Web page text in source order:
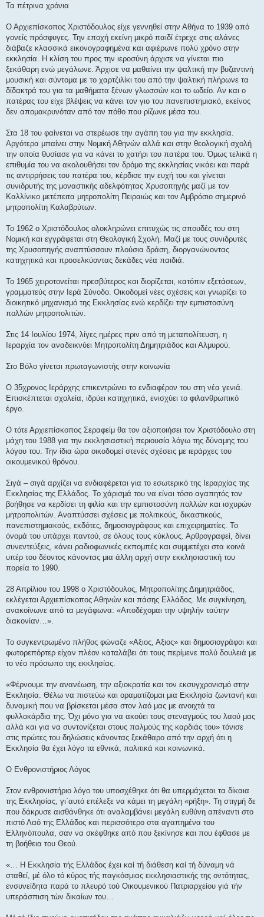
Τα πέτρινα χρόνια
Ο Αρχιεπίσκοπος Χριστόδουλος είχε γεννηθεί στην Αθήνα το 1939 από
γονείς πρόσφυγες. Την εποχή εκείνη μικρό παιδί έτρεχε στις αλάνες
διάβαζε κλασσικά εικονογραφημένα και αφιέρωνε πολύ χρόνο στην
εκκλησία. Η κλίση του προς την ιεροσύνη άρχισε να γίνεται πιο
ξεκάθαρη ενώ μεγάλωνε. Άρχισε να μαθαίνει την ψαλτική την βυζαντινή
μουσική και σύντομα με το χαρτζιλίκι του από την ψαλτική πλήρωνε τα
δίδακτρά του για τα μαθήματα ξένων γλωσσών και το ωδείο. Αν και ο
πατέρας του είχε βλέψεις να κάνει τον γιο του πανεπιστημιακό, εκείνος
δεν απομακρυνόταν από τον πόθο που ρίζωνε μέσα του.
Στα 18 του φαίνεται να στερέωσε την αγάπη του για την εκκλησία.
Αργότερα μπαίνει στην Νομική Αθηνών αλλά και στην θεολογική σχολή
την οποία θυσίασε για να κάνει το χατήρι του πατέρα του. Όμως τελικά η
επιθυμία του να ακολουθήσει τον δρόμο της εκκλησίας νικάει και παρά
τις αντιρρήσεις του πατέρα του, κέρδισε την ευχή του και γίνεται
συνιδρυτής της μοναστικής αδελφότητας Χρυσοπηγής μαζί με τον
Καλλίνικο μετέπειτα μητροπολίτη Πειραιώς και τον Αμβρόσιο σημερινό
μητροπολίτη Καλαβρύτων.
Το 1962 ο Χριστόδουλος ολοκληρώνει επιτυχώς τις σπουδές του στη
Νομική και εγγράφεται στη Θεολογική Σχολή. Μαζί με τους συνιδρυτές
της Χρυσοπηγής αναπτύσσουν πλούσια δράση, διοργανώνοντας
κατηχητικά και προσελκύοντας δεκάδες νέα παιδιά.
Το 1965 χειροτονείται πρεσβύτερος και διορίζεται, κατόπιν εξετάσεων,
γραμματεύς στην Ιερά Σύνοδο. Οικοδομεί νέες σχέσεις και γνωρίζει το
διοικητικό μηχανισμό της Εκκλησίας ενώ κερδίζει την εμπιστοσύνη
πολλών μητροπολιτών.
Στις 14 Ιουλίου 1974, λίγες ημέρες πριν από τη μεταπολίτευση, η
Ιεραρχία τον αναδεικνύει Μητροπολίτη Δημητριάδος και Αλμυρού.
Στο Βόλο γίνεται πρωταγωνιστής στην κοινωνία
Ο 35χρονος Ιεράρχης επικεντρώνει το ενδιαφέρον του στη νέα γενιά.
Επισκέπτεται σχολεία, ιδρύει κατηχητικά, ενισχύει το φιλανθρωπικό
έργο.
Ο τότε Αρχιεπίσκοπος Σεραφείμ θα τον αξιοποιήσει τον Χριστόδουλο στη
μάχη του 1988 για την εκκλησιαστική περιουσία λόγω της δύναμης του
λόγου του. Την ίδια ώρα οικοδομεί στενές σχέσεις με ιεράρχες του
οικουμενικού θρόνου.
Σιγά – σιγά αρχίζει να ενδιαφέρεται για το εσωτερικό της Ιεραρχίας της
Εκκλησίας της Ελλάδος. Το χάρισμά του να είναι τόσο αγαπητός τον
βοήθησε να κερδίσει τη φιλία και την εμπιστοσύνη πολλών και ισχυρών
μητροπολιτών. Αναπτύσσει σχέσεις με πολιτικούς, δικαστικούς,
πανεπιστημιακούς, εκδότες, δημοσιογράφους και επιχειρηματίες. Το
όνομά του υπάρχει παντού, σε όλους τους κύκλους. Αρθρογραφεί, δίνει
συνεντεύξεις, κάνει ραδιοφωνικές εκπομπές και συμμετέχει στα κοινά
υπέρ του δέοντος κάνοντας μια άλλη αρχή στην εκκλησιαστική του
πορεία το 1990.
28 Απρίλιου του 1998 ο Χριστόδουλος, Μητροπολίτης Δημητριάδος,
εκλέγεται Αρχιεπίσκοπος Αθηνών και πάσης Ελλάδος. Με συγκίνηση,
ανακοίνωνε από τα μεγάφωνα: «Αποδέχομαι την υψηλήν ταύτην
διακονίαν…».
Το συγκεντρωμένο πλήθος φώναζε «Αξιος, Αξιος» και δημοσιογράφοι και
φωτορεπόρτερ είχαν πλέον καταλάβει ότι τους περίμενε πολύ δουλειά με
το νέο πρόσωπο της εκκλησίας.
«Φέρνουμε την ανανέωση, την αξιοκρατία και τον εκσυγχρονισμό στην
Εκκλησία. Θέλω να πιστεύω και οραματίζομαι μια Εκκλησία ζωντανή και
δυναμική που να βρίσκεται μέσα στον λαό μας με ανοιχτά τα
φυλλοκάρδια της. Όχι μόνο για να ακούει τους στεναγμούς του λαού μας
αλλά και για να συντονίζεται στους παλμούς της καρδιάς του» τόνισε
στις πρώτες του δηλώσεις κάνοντας ξεκάθαρο από την αρχή ότι η
Εκκλησία θα έχει λόγο τα εθνικά, πολιτικά και κοινωνικά.
Ο Ενθρονιστήριος Λόγος
Στον ενθρονιστήριο λόγο του υποσχέθηκε ότι θα υπερμάχεται τα δίκαια
της Εκκλησίας, γι΄αυτό επέλεξε να κάμει τη μεγάλη «ρήξη». Τη στιγμή δε
που δάκρυσε αισθάνθηκε ότι αναλαμβάνει μεγάλη ευθύνη απέναντι στο
πιστό Λαό της Ελλάδος και περισσότερο στα αγαπημένα του
Ελληνόπουλα, σαν να σκέφθηκε από που ξεκίνησε και που έφθασε με
τη βοήθεια του Θεού.
«… Η Εκκλησία τής Ελλάδος έχει καί τή διάθεση καί τή δύναμη νά
σταθεί, μέ όλο τό κύρος τής παγκόσμιας εκκλησιαστικής της οντότητας,
ενσυνείδητα παρά το πλευρό τού Οικουμενικού Πατριαρχείου γιά τήν
υπεράσπιση τών δικαίων του…